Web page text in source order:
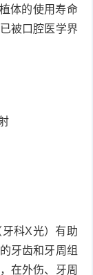
体的使用寿命
被口腔医学界
科X光）有助
牙齿和牙周组
在外伤、牙周